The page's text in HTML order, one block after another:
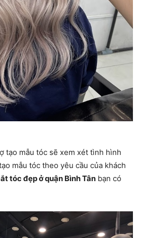
tạo mẫu tóc sẽ xem xét tình hình
mẫu tóc theo yêu cầu của khách
tóc đẹp ở quận Bình Tân bạn có